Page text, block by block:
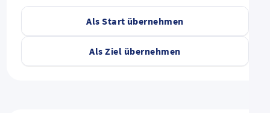
Als Start übernehmen
Als Ziel übernehmen